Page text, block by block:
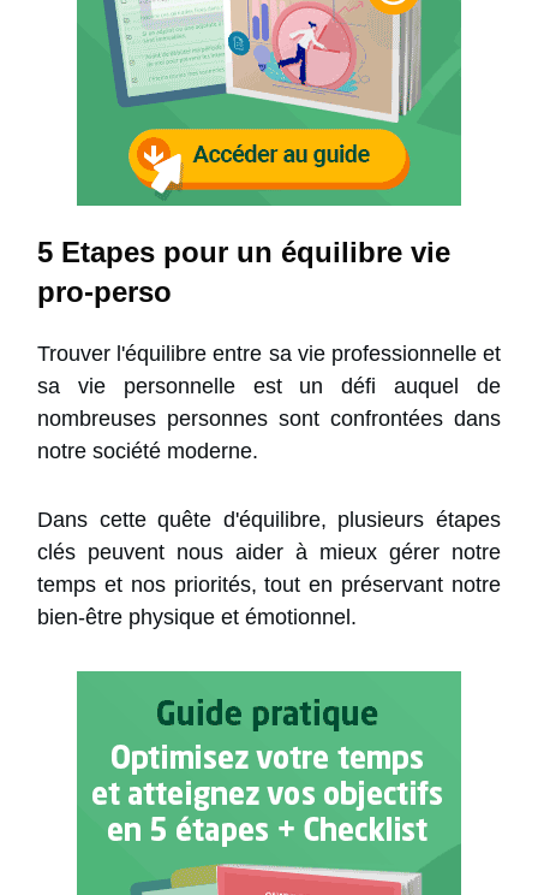
5 Etapes pour un équilibre vie
pro-perso
Trouver l'équilibre entre sa vie professionnelle et
sa vie personnelle est un défi auquel de
nombreuses personnes sont confrontées dans
notre société moderne.
Dans cette quête d'équilibre, plusieurs étapes
clés peuvent nous aider à mieux gérer notre
temps et nos priorités, tout en préservant notre
bien-être physique et émotionnel.